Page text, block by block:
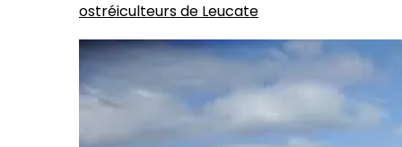
ostréiculteurs de Leucate